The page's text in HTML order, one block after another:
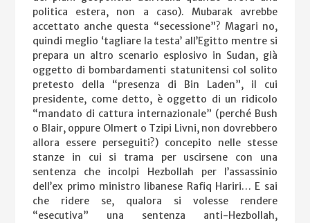
politica estera, non a caso). Mubarak avrebbe
accettato anche questa “secessione”? Magari no,
quindi meglio ‘tagliare la testa’ all’Egitto mentre si
prepara un altro scenario esplosivo in Sudan, già
oggetto di bombardamenti statunitensi col solito
pretesto della “presenza di Bin Laden”, il cui
presidente, come detto, è oggetto di un ridicolo
“mandato di cattura internazionale” (perché Bush
o Blair, oppure Olmert o Tzipi Livni, non dovrebbero
allora essere perseguiti?) concepito nelle stesse
stanze in cui si trama per uscirsene con una
sentenza che incolpi Hezbollah per l’assassinio
dell’ex primo ministro libanese Rafiq Hariri… E sai
che ridere se, qualora si volesse rendere
“esecutiva” una sentenza anti-Hezbollah,